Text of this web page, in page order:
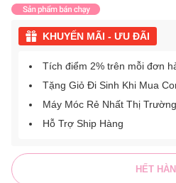
KHUYẾN MÃI - ƯU ĐÃI
Tích điểm 2% trên mỗi đơn
Tặng Giỏ Đi Sinh Khi Mua
Máy Móc Rẻ Nhất Thị Trường
Hỗ Trợ Ship Hàng
HẾT